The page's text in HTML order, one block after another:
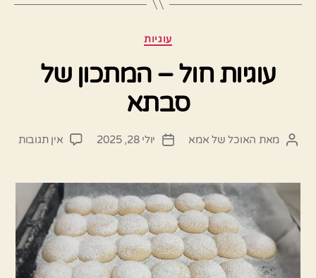
קטגוריותעוגיות
עוגיות חול – המתכון של
סבתא
המחבר
מאת האוכל של אמא
תאריך
יולי 28, 2025 אין תגובות
–